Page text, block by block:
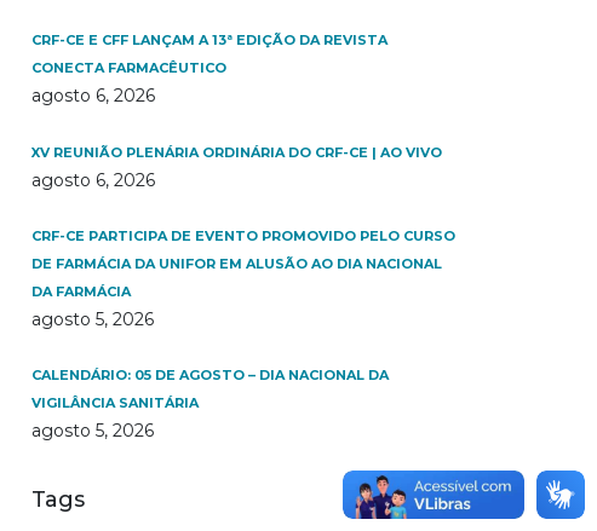
CRF-CE E CFF LANÇAM A 13ª EDIÇÃO DA REVISTA
CONECTA FARMACÊUTICO
agosto 6, 2026
XV REUNIÃO PLENÁRIA ORDINÁRIA DO CRF-CE | AO VIVO
agosto 6, 2026
CRF-CE PARTICIPA DE EVENTO PROMOVIDO PELO CURSO
DE FARMÁCIA DA UNIFOR EM ALUSÃO AO DIA NACIONAL
DA FARMÁCIA
agosto 5, 2026
CALENDÁRIO: 05 DE AGOSTO – DIA NACIONAL DA
VIGILÂNCIA SANITÁRIA
agosto 5, 2026
Tags